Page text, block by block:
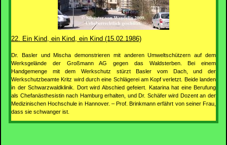
22. Ein Kind, ein Kind, ein Kind (15.02.1986)
Dr. Basler und Mischa demonstrieren mit anderen Umweltschützern auf dem
Werksgelände der Großmann AG gegen das Waldsterben. Bei einem
Handgemenge mit dem Werkschutz stürzt Basler vom Dach, und der
Werkschutzbeamte Kritz wird durch eine Schlägerei am Kopf verletzt. Beide landen
in der Schwarzwaldklinik. Dort wird Abschied gefeiert. Katarina hat eine Berufung
als Chefanästhesistin nach Hamburg erhalten, und Dr. Schäfer wird Dozent an der
Medizinischen Hochschule in Hannover. – Prof. Brinkmann erfährt von seiner Frau,
dass sie schwanger ist.